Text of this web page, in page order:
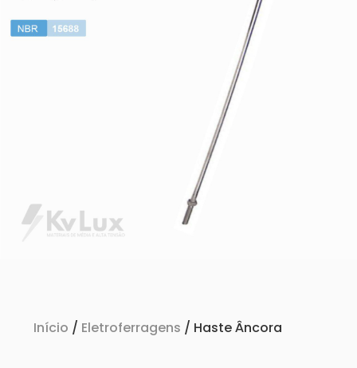
Início / Eletroferragens / Haste Âncora